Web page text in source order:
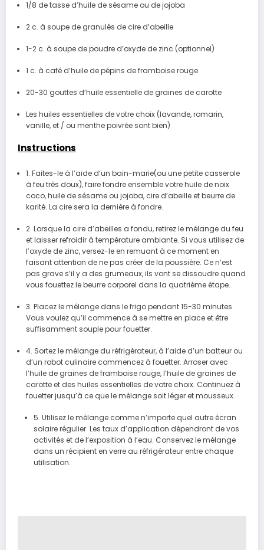
1/8 de tasse d’huile de sésame ou de jojoba
2 c. à soupe de granulés de cire d’abeille
1-2 c. à soupe de poudre d’oxyde de zinc (optionnel)
1 c. à café d’huile de pépins de framboise rouge
20-30 gouttes d’huile essentielle de graines de carotte
Les huiles essentielles de votre choix (lavande, romarin,
vanille, et / ou menthe poivrée sont bien)
Instructions
1. Faites-le à l’aide d’un bain-marie(ou une petite casserole
à feu très doux), faire fondre ensemble votre huile de noix
coco, huile de sésame ou jojoba, cire d’abeille et beurre de
karité. La cire sera la dernière à fondre.
2. Lorsque la cire d’abeilles a fondu, retirez le mélange du feu
et laisser refroidir à température ambiante. Si vous utilisez de
l’oxyde de zinc, versez-le en remuant à ce moment en
faisant attention de ne pas créer de la poussière. Ce n’est
pas grave s’il y a des grumeaux, ils vont se dissoudre quand
vous fouettez le beurre corporel dans la quatrième étape.
3. Placez le mélange dans le frigo pendant 15-30 minutes.
Vous voulez qu’il commence à se mettre en place et être
suffisamment souple pour fouetter.
4. Sortez le mélange du réfrigérateur, à l’aide d’un batteur ou
d’un robot culinaire commencez à fouetter. Arroser avec
l’huile de graines de framboise rouge, l’huile de graines de
carotte et des huiles essentielles de votre choix. Continuez à
fouetter jusqu’à ce que le mélange soit léger et mousseux.
5. Utilisez le mélange comme n’importe quel autre écran
solaire régulier. Les taux d’application dépendront de vos
activités et de l’exposition à l’eau. Conservez le mélange
dans un récipient en verre au réfrigérateur entre chaque
utilisation.